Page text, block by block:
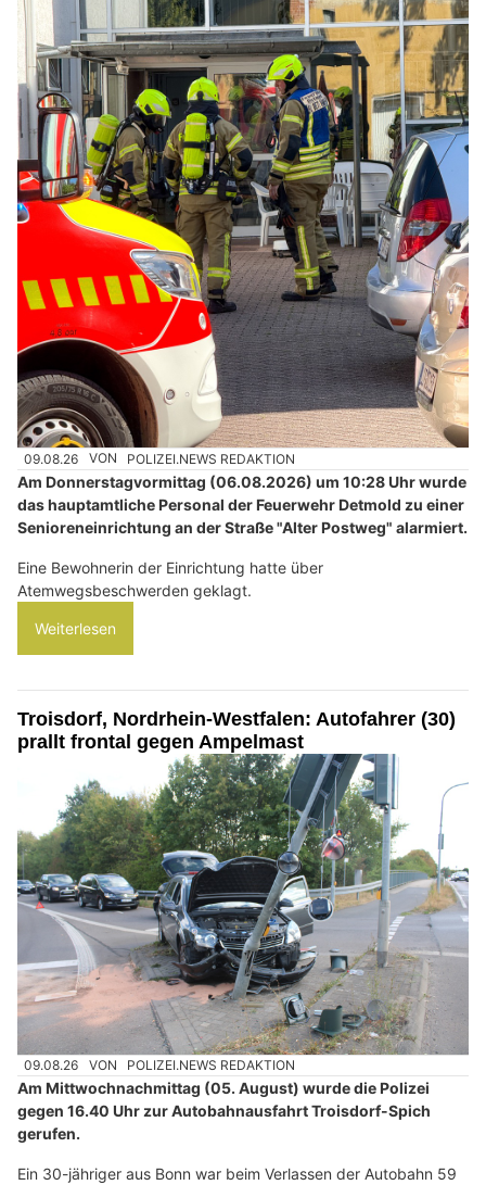
09.08.26 VON POLIZEI.NEWS REDAKTION
Am Donnerstagvormittag (06.08.2026) um 10:28 Uhr wurde
das hauptamtliche Personal der Feuerwehr Detmold zu einer
Senioreneinrichtung an der Straße "Alter Postweg" alarmiert.
Eine Bewohnerin der Einrichtung hatte über
Atemwegsbeschwerden geklagt.
Weiterlesen
Troisdorf, Nordrhein-Westfalen: Autofahrer (30)
prallt frontal gegen Ampelmast
09.08.26 VON POLIZEI.NEWS REDAKTION
Am Mittwochnachmittag (05. August) wurde die Polizei
gegen 16.40 Uhr zur Autobahnausfahrt Troisdorf-Spich
gerufen.
Ein 30-jähriger aus Bonn war beim Verlassen der Autobahn 59